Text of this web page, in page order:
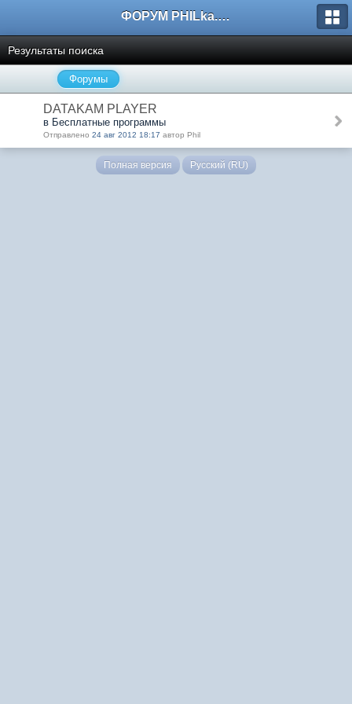
ФОРУМ PHILka.RU
Результаты поиска
Форумы
DATAKAM PLAYER
в Бесплатные программы
Отправлено 24 авг 2012 18:17 автор Phil
Полная версия Русский (RU)